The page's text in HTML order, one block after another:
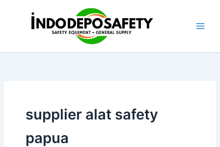
supplier alat safety
papua